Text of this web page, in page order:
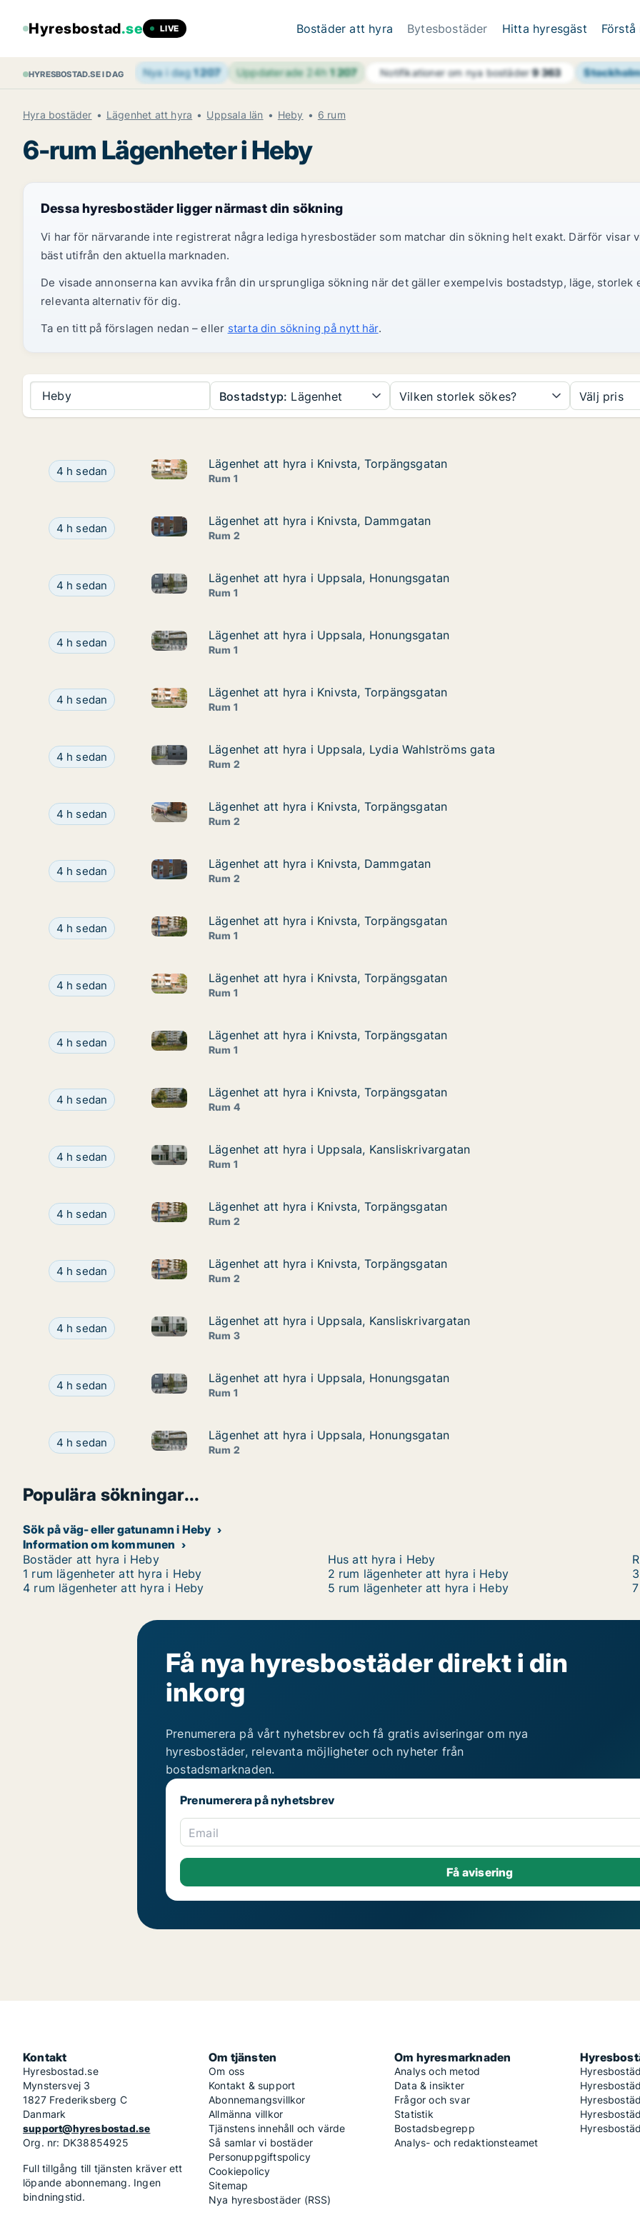
Hyresbostad.se LIVE Bostäder att hyra Bytesbostäder Hitta hyresgäst Förstå
HYRESBOSTAD.SE I DAG Nya i dag1 207 Uppdaterade 24h1 207 Notifikationer om nya bostäder9 363
Hyra bostäder Lägenhet att hyra Uppsala län Heby 6 rum
6-rum Lägenheter i Heby
Dessa hyresbostäder ligger närmast din sökning
Vi har för närvarande inte registrerat några lediga hyresbostäder som matchar din sökning helt exakt. Därför visar
bäst utifrån den aktuella marknaden.
De visade annonserna kan avvika från din ursprungliga sökning när det gäller exempelvis bostadstyp, läge,
relevanta alternativ för dig.
Ta en titt på förslagen nedan – eller starta din sökning på nytt här.
Heby Bostadstyp: Lägenhet Vilken storlek sökes? Välj pris
Lägenhet att hyra i Knivsta, Torpängsgatan
4 h sedan Lägenhet att hyra i Knivsta, Torpängsgatan
Lägenhet att hyra i Knivsta, Torpängsgatan
Lägenhet att hyra i Knivsta, Torpängsgatan
Rum 1
Lägenhet att hyra i Knivsta, Dammgatan
4 h sedan Lägenhet att hyra i Knivsta, Dammgatan
Lägenhet att hyra i Knivsta, Dammgatan
Lägenhet att hyra i Knivsta, Dammgatan
Rum 2
Lägenhet att hyra i Uppsala, Honungsgatan
4 h sedan Lägenhet att hyra i Uppsala, Honungsgatan
Lägenhet att hyra i Uppsala, Honungsgatan
Lägenhet att hyra i Uppsala, Honungsgatan
Rum 1
Lägenhet att hyra i Uppsala, Honungsgatan
4 h sedan Lägenhet att hyra i Uppsala, Honungsgatan
Lägenhet att hyra i Uppsala, Honungsgatan
Lägenhet att hyra i Uppsala, Honungsgatan
Rum 1
Lägenhet att hyra i Knivsta, Torpängsgatan
4 h sedan Lägenhet att hyra i Knivsta, Torpängsgatan
Lägenhet att hyra i Knivsta, Torpängsgatan
Lägenhet att hyra i Knivsta, Torpängsgatan
Rum 1
Lägenhet att hyra i Uppsala, Lydia Wahlströms gata
4 h sedan Lägenhet att hyra i Uppsala, Lydia Wahlströms gata
Lägenhet att hyra i Uppsala, Lydia Wahlströms gata
Lägenhet att hyra i Uppsala, Lydia Wahlströms gata
Rum 2
Lägenhet att hyra i Knivsta, Torpängsgatan
4 h sedan Lägenhet att hyra i Knivsta, Torpängsgatan
Lägenhet att hyra i Knivsta, Torpängsgatan
Lägenhet att hyra i Knivsta, Torpängsgatan
Rum 2
Lägenhet att hyra i Knivsta, Dammgatan
4 h sedan Lägenhet att hyra i Knivsta, Dammgatan
Lägenhet att hyra i Knivsta, Dammgatan
Lägenhet att hyra i Knivsta, Dammgatan
Rum 2
Lägenhet att hyra i Knivsta, Torpängsgatan
4 h sedan Lägenhet att hyra i Knivsta, Torpängsgatan
Lägenhet att hyra i Knivsta, Torpängsgatan
Lägenhet att hyra i Knivsta, Torpängsgatan
Rum 1
Lägenhet att hyra i Knivsta, Torpängsgatan
4 h sedan Lägenhet att hyra i Knivsta, Torpängsgatan
Lägenhet att hyra i Knivsta, Torpängsgatan
Lägenhet att hyra i Knivsta, Torpängsgatan
Rum 1
Lägenhet att hyra i Knivsta, Torpängsgatan
4 h sedan Lägenhet att hyra i Knivsta, Torpängsgatan
Lägenhet att hyra i Knivsta, Torpängsgatan
Lägenhet att hyra i Knivsta, Torpängsgatan
Rum 1
Lägenhet att hyra i Knivsta, Torpängsgatan
4 h sedan Lägenhet att hyra i Knivsta, Torpängsgatan
Lägenhet att hyra i Knivsta, Torpängsgatan
Lägenhet att hyra i Knivsta, Torpängsgatan
Rum 4
Lägenhet att hyra i Uppsala, Kansliskrivargatan
4 h sedan Lägenhet att hyra i Uppsala, Kansliskrivargatan
Lägenhet att hyra i Uppsala, Kansliskrivargatan
Lägenhet att hyra i Uppsala, Kansliskrivargatan
Rum 1
Lägenhet att hyra i Knivsta, Torpängsgatan
4 h sedan Lägenhet att hyra i Knivsta, Torpängsgatan
Lägenhet att hyra i Knivsta, Torpängsgatan
Lägenhet att hyra i Knivsta, Torpängsgatan
Rum 2
Lägenhet att hyra i Knivsta, Torpängsgatan
4 h sedan Lägenhet att hyra i Knivsta, Torpängsgatan
Lägenhet att hyra i Knivsta, Torpängsgatan
Lägenhet att hyra i Knivsta, Torpängsgatan
Rum 2
Lägenhet att hyra i Uppsala, Kansliskrivargatan
4 h sedan Lägenhet att hyra i Uppsala, Kansliskrivargatan
Lägenhet att hyra i Uppsala, Kansliskrivargatan
Lägenhet att hyra i Uppsala, Kansliskrivargatan
Rum 3
Lägenhet att hyra i Uppsala, Honungsgatan
4 h sedan Lägenhet att hyra i Uppsala, Honungsgatan
Lägenhet att hyra i Uppsala, Honungsgatan
Lägenhet att hyra i Uppsala, Honungsgatan
Rum 1
Lägenhet att hyra i Uppsala, Honungsgatan
4 h sedan Lägenhet att hyra i Uppsala, Honungsgatan
Lägenhet att hyra i Uppsala, Honungsgatan
Lägenhet att hyra i Uppsala, Honungsgatan
Rum 2
Populära sökningar...
Sök på väg- eller gatunamn i Heby
Information om kommunen
Bostäder att hyra i Heby
Hus att hyra i Heby
1 rum lägenheter att hyra i Heby
2 rum lägenheter att hyra i Heby
4 rum lägenheter att hyra i Heby
5 rum lägenheter att hyra i Heby
Få nya hyresbostäder direkt i din
inkorg
Prenumerera på vårt nyhetsbrev och få gratis aviseringar om nya
hyresbostäder, relevanta möjligheter och nyheter från
bostadsmarknaden.
Prenumerera på nyhetsbrev
Email
Kontakt
Hyresbostad.se
Mynstersvej 3
1827 Frederiksberg C
Danmark
support@hyresbostad.se
Org. nr: DK38854925
Full tillgång till tjänsten kräver ett
löpande abonnemang. Ingen
bindningstid.
Om tjänsten
Om oss
Kontakt & support
Abonnemangsvillkor
Allmänna villkor
Tjänstens innehåll och värde
Så samlar vi bostäder
Personuppgiftspolicy
Cookiepolicy
Sitemap
Nya hyresbostäder (RSS)
Om hyresmarknaden
Analys och metod
Data & insikter
Frågor och svar
Statistik
Bostadsbegrepp
Analys- och redaktionsteamet